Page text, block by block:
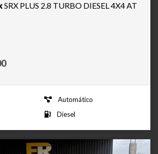
SRX PLUS 2.8 TURBO DIESEL 4X4 AT
Automático
Diesel